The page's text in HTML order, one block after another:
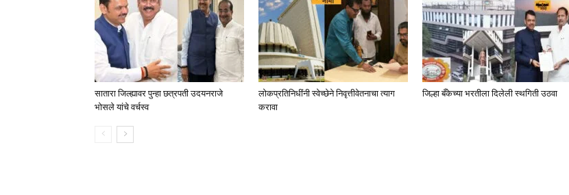
सातारा जिल्ह्यावर पुन्हा छत्रपती उदयनराजे
भोसले यांचे वर्चस्व
लोकप्रतिनिधींनी स्वेच्छेने निवृत्तीवेतनाचा त्याग
करावा
जिल्हा बँकेच्या भरतीला दिलेली स्थगिती उठवा